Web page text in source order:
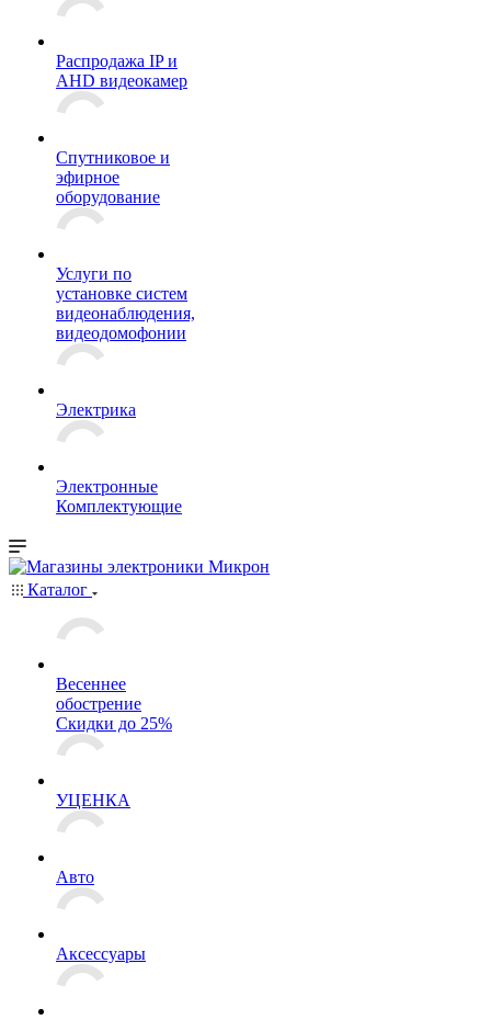
Распродажа IP и
AHD видеокамер
Спутниковое и
эфирное
оборудование
Услуги по
установке систем
видеонаблюдения,
видеодомофонии
Электрика
Электронные
Комплектующие
Каталог
Весеннее
обострение
Скидки до 25%
УЦЕНКА
Авто
Аксессуары